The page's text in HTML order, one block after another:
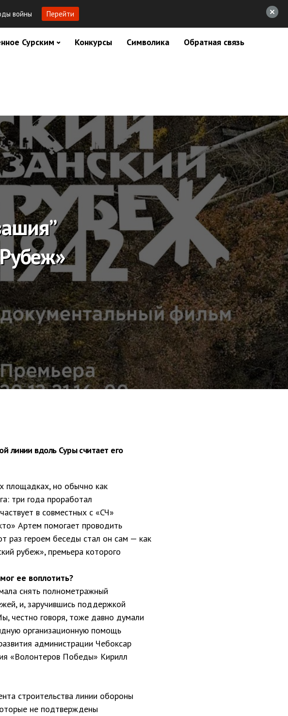
Сурским Конкурсы Символика Обратная связь
линии вдоль Суры считает его
площадках, но обычно как
три года проработал
в совместных с «СЧ»
Артем помогает проводить
раз героем беседы стал он сам — как
рубеж», премьера которого
ее воплотить?
снять полнометражный
и, заручившись поддержкой
честно говоря, тоже давно думали
организационную помощь
администрации Чебоксар
«Волонтеров Победы» Кирилл
строительства линии обороны
не подтверждены
войны Перейти